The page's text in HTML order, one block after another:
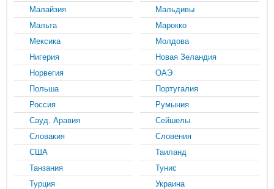
Малайзия
Мальдивы
Мальта
Марокко
Мексика
Молдова
Нигерия
Новая Зеландия
Норвегия
ОАЭ
Польша
Португалия
Россия
Румыния
Сауд. Аравия
Сейшелы
Словакия
Словения
США
Таиланд
Танзания
Тунис
Турция
Украина